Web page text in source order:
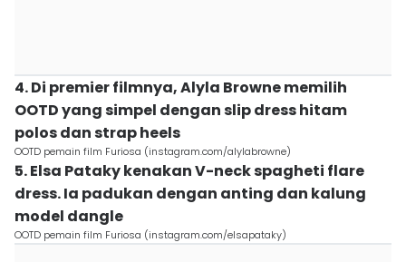
4. Di premier filmnya, Alyla Browne memilih
OOTD yang simpel dengan slip dress hitam
polos dan strap heels
OOTD pemain film Furiosa (instagram.com/alylabrowne)
5. Elsa Pataky kenakan V-neck spagheti flare
dress. Ia padukan dengan anting dan kalung
model dangle
OOTD pemain film Furiosa (instagram.com/elsapataky)